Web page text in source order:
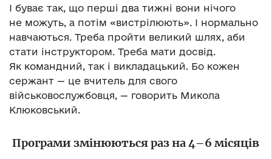
І буває так, що перші два тижні вони нічого
не можуть, а потім «вистрілюють». І нормально
навчаються. Треба пройти великий шлях, аби
стати інструктором. Треба мати досвід.
Як командний, так і викладацький. Бо кожен
сержант — це вчитель для свого
військовослужбовця, — говорить Микола
Клюковський.
Програми змінюються раз на 4–6 місяців